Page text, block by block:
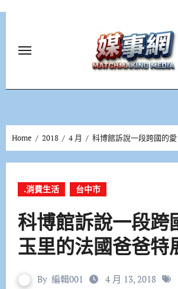
Home 2018 4 月 科博館訴說一段跨國的
.消費生活 台中市
科博館訴說一段跨
玉里的法國爸爸特
By 編輯001 4 月 13, 2018